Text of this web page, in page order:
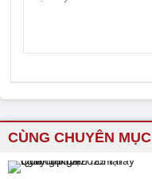
CÙNG CHUYÊN MỤC